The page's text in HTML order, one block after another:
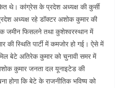
थे। कांग्रेस के प्रदेश अध्यक्ष की कुर्सी
अध्यक्ष रहे डॉक्टर अशोक कुमार की
जमीन फिसलने तथा कुशेश्वरस्थान में
की स्थिति पार्टी में कमजोर हो गई। ऐसे में
बेटे अतिरेक कुमार को चुनावी समर में
कुमार जनता दल यूनाइटेड की
कि बेटे के राजनीतिक भविष्य को